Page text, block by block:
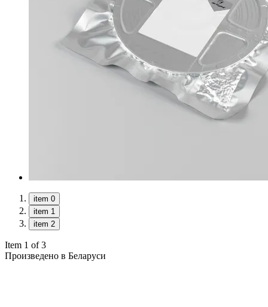
item 0
item 1
item 2
Item 1 of 3
Произведено в Беларуси